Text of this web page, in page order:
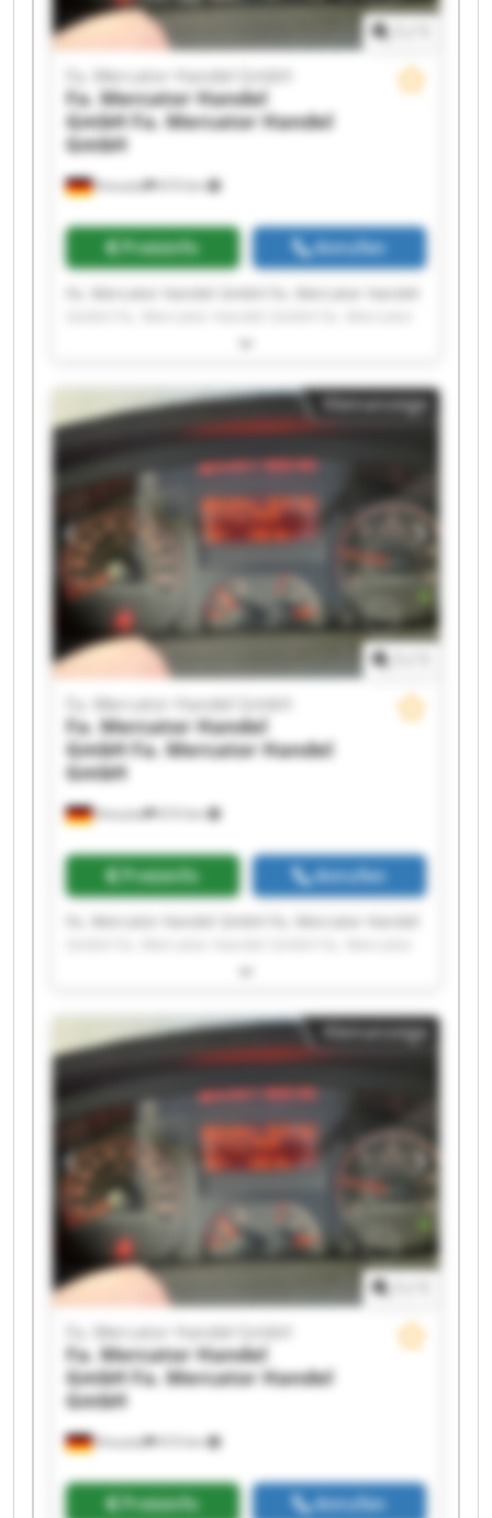
Kreuztal 610 km
Fa. Mercator Handel GmbH
Fa. Mercator Handel
GmbHFa. Mercator Handel
GmbH
Preisinfo Anrufen
Handel GmbH Fa. Mercator Handel GmbH Fa.
GmbH Fa. Mercator Handel GmbH Fa. Mercator
Handel GmbH Fa. Mercator Handel GmbH Fa.
Mercator Handel GmbH Fa. Mercator Handel
GmbH Fa. Mercator Handel GmbH Fa. Mercator
Handel GmbH Fa. Mercator Handel GmbH Fa.
Mercator Handel GmbH Fa. Mercator Handel
GmbH Fa. Mercator Handel GmbH Fa. Mercator
Handel GmbH Fa. Mercator Handel GmbH
Kleinanzeige
Kreuztal 610 km
Fa. Mercator Handel GmbH
Fa. Mercator Handel
GmbHFa. Mercator Handel
GmbH
Preisinfo Anrufen
Handel GmbH Fa. Mercator Handel GmbH Fa.
GmbH Fa. Mercator Handel GmbH Fa. Mercator
Handel GmbH Fa. Mercator Handel GmbH Fa.
Mercator Handel GmbH Fa. Mercator Handel
GmbH Fa. Mercator Handel GmbH Fa. Mercator
Handel GmbH Fa. Mercator Handel GmbH Fa.
Mercator Handel GmbH Fa. Mercator Handel
GmbH Fa. Mercator Handel GmbH Fa. Mercator
Handel GmbH Fa. Mercator Handel GmbH
Kleinanzeige
Kreuztal 610 km
Fa. Mercator Handel GmbH
Fa. Mercator Handel
GmbHFa. Mercator Handel
GmbH
Preisinfo Anrufen